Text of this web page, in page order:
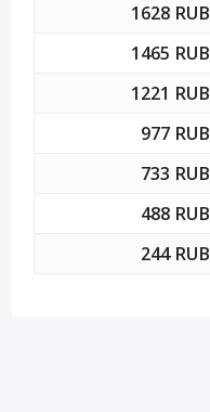
1628 RUB
1465 RUB
1221 RUB
977 RUB
733 RUB
488 RUB
244 RUB